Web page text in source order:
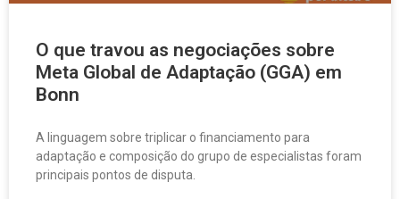
O que travou as negociações sobre
Meta Global de Adaptação (GGA) em
Bonn
A linguagem sobre triplicar o financiamento para
adaptação e composição do grupo de especialistas foram
principais pontos de disputa.